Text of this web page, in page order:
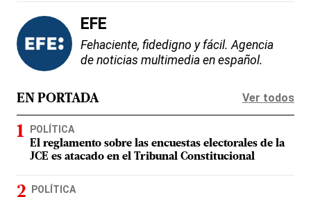
EFE
Fehaciente, fidedigno y fácil. Agencia
de noticias multimedia en español.
EN PORTADA Ver todos
POLÍTICA
El reglamento sobre las encuestas electorales de la
JCE es atacado en el Tribunal Constitucional
POLÍTICA